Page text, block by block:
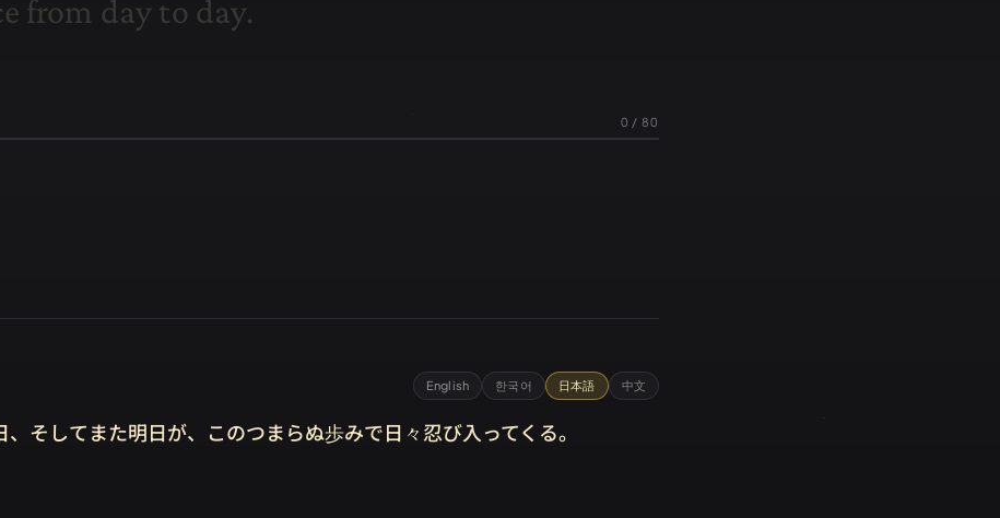
e from dayto day.
0 /80
English 한국어 日本語 中文
そしてまた明日が、このつまらぬ歩みで日々忍び入ってくる。